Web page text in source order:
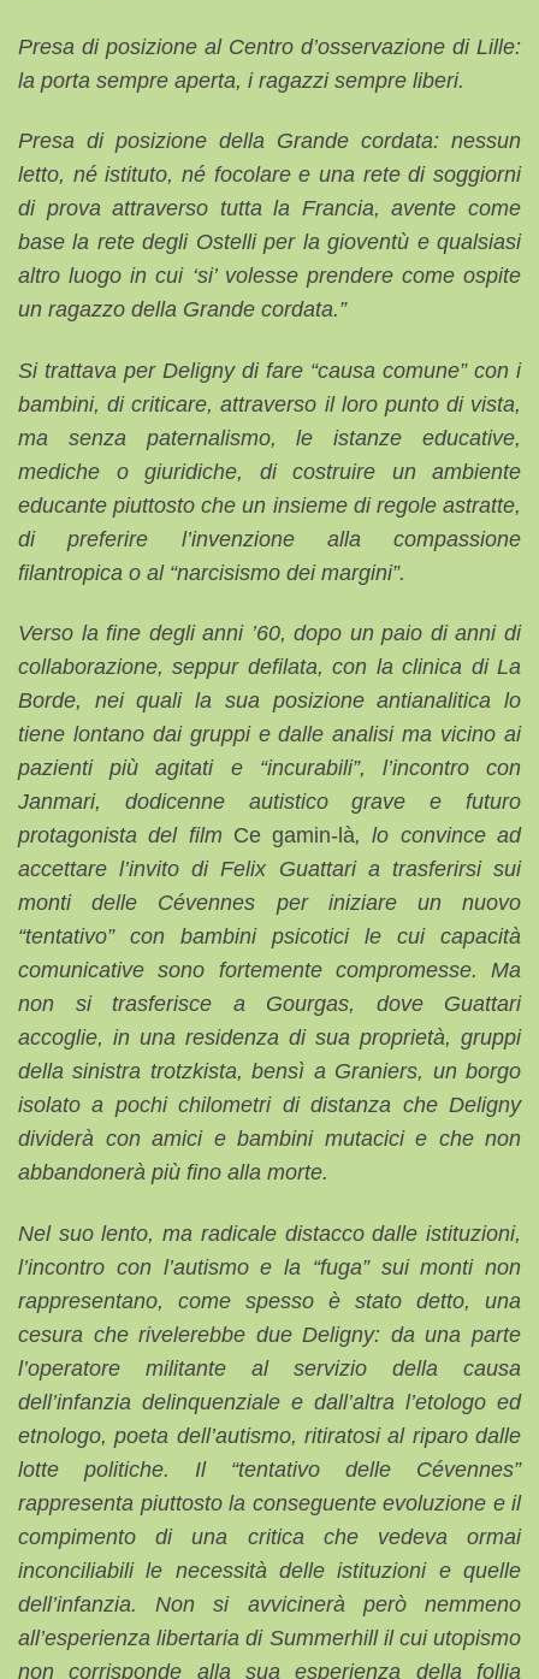
Presa di posizione al Centro d’osservazione di Lille:
la porta sempre aperta, i ragazzi sempre liberi.
Presa di posizione della Grande cordata: nessun
letto, né istituto, né focolare e una rete di soggiorni
di prova attraverso tutta la Francia, avente come
base la rete degli Ostelli per la gioventù e qualsiasi
altro luogo in cui ‘si’ volesse prendere come ospite
un ragazzo della Grande cordata.”
Si trattava per Deligny di fare “causa comune” con i
bambini, di criticare, attraverso il loro punto di vista,
ma senza paternalismo, le istanze educative,
mediche o giuridiche, di costruire un ambiente
educante piuttosto che un insieme di regole astratte,
di preferire l’invenzione alla compassione
filantropica o al “narcisismo dei margini”.
Verso la fine degli anni ’60, dopo un paio di anni di
collaborazione, seppur defilata, con la clinica di La
Borde, nei quali la sua posizione antianalitica lo
tiene lontano dai gruppi e dalle analisi ma vicino ai
pazienti più agitati e “incurabili”, l’incontro con
Janmari, dodicenne autistico grave e futuro
protagonista del film Ce gamin-là, lo convince ad
accettare l’invito di Felix Guattari a trasferirsi sui
monti delle Cévennes per iniziare un nuovo
“tentativo” con bambini psicotici le cui capacità
comunicative sono fortemente compromesse. Ma
non si trasferisce a Gourgas, dove Guattari
accoglie, in una residenza di sua proprietà, gruppi
della sinistra trotzkista, bensì a Graniers, un borgo
isolato a pochi chilometri di distanza che Deligny
dividerà con amici e bambini mutacici e che non
abbandonerà più fino alla morte.
Nel suo lento, ma radicale distacco dalle istituzioni,
l’incontro con l’autismo e la “fuga” sui monti non
rappresentano, come spesso è stato detto, una
cesura che rivelerebbe due Deligny: da una parte
l’operatore militante al servizio della causa
dell’infanzia delinquenziale e dall’altra l’etologo ed
etnologo, poeta dell’autismo, ritiratosi al riparo dalle
lotte politiche. Il “tentativo delle Cévennes”
rappresenta piuttosto la conseguente evoluzione e il
compimento di una critica che vedeva ormai
inconciliabili le necessità delle istituzioni e quelle
dell’infanzia. Non si avvicinerà però nemmeno
all’esperienza libertaria di Summerhill il cui utopismo
non corrisponde alla sua esperienza della follia